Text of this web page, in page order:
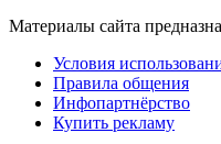
Материалы сайта
Условия
Правила общения
Инфопартнёрство
Купить рекламу